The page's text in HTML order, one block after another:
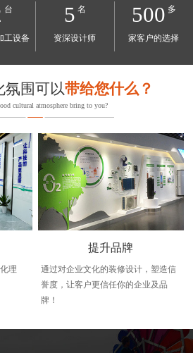
台
工设备
5 名
资深设计师
500 多
家客户的选择
氛围可以带给您什么？
cultural atmosphere bring to you?
理
提升品牌
通过对企业文化的装修设计，塑造信
誉度，让客户更信任你的企业及品
牌！